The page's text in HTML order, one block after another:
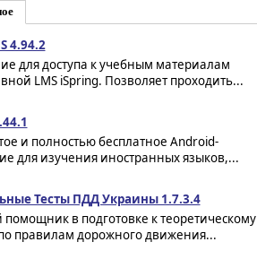
4.94.2
для доступа к учебным материалам
LMS iSpring. Позволяет проходить...
и полностью бесплатное Android-
для изучения иностранных языков,...
Тесты ПДД Украины 1.7.3.4
в подготовке к теоретическому
правилам дорожного движения...